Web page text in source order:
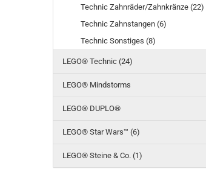
Technic Zahnräder/Zahnkränze (22)
Technic Zahnstangen (6)
Technic Sonstiges (8)
LEGO® Technic (24)
LEGO® Mindstorms
LEGO® DUPLO®
LEGO® Star Wars™ (6)
LEGO® Steine & Co. (1)